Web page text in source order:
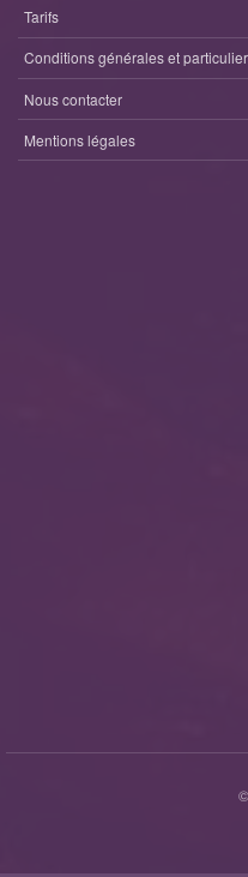
Tarifs
Conditions générales et
Nous contacter
Mentions légales